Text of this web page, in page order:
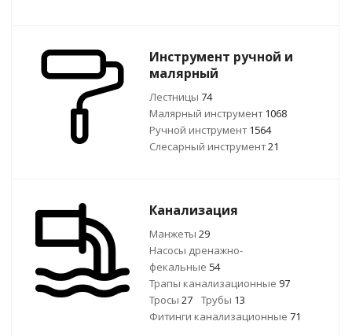
Инструмент ручной и
малярный
Лестницы 74
Малярный инструмент1068
Ручной инcтрумент1564
Слесарный инструмент21
Канализация
Манжеты 29
Насосы дренажно-
фекальные 54
Трапы канализационные 97
Тросы 27 Трубы 13
Фитинги канализационные 71